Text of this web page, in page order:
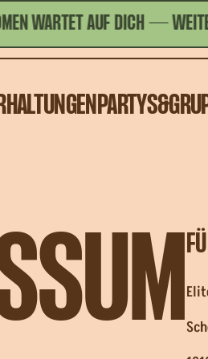
AUF DICH —